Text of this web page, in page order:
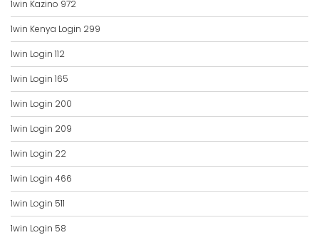
1win Kazino 972
1win Kenya Login 299
1win Login 112
1win Login 165
1win Login 200
1win Login 209
1win Login 22
1win Login 466
1win Login 511
1win Login 58